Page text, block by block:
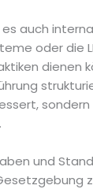
auch
oder die
dienen
und